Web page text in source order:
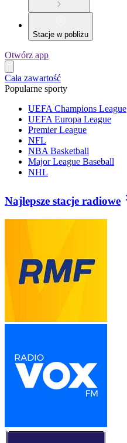
Stacje w pobliżu
Otwórz app
Cała zawartość
Popularne sporty
UEFA Champions League
UEFA Europa League
Premier League
NFL
NBA Basketball
Major League Baseball
NHL
Najlepsze stacje radiowe